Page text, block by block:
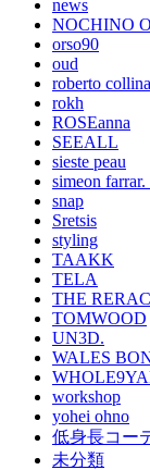
news
NOCHINO
orso90
oud
roberto collina
rokh
ROSEanna
SEEALL
sieste peau
simeon
snap
Sretsis
styling
TAAKK
TELA
THE
TOMWOOD
UN3D.
WALES
workshop
yohei ohno
低身長コー
未分類